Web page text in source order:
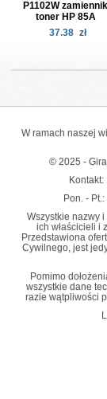
P1102W zamiennik
toner HP 85A
37.38 zł
W ramach naszej
© 2025 -
Kontakt:
Pon. -
Wszystkie nazwy
ich właścicieli i
Przedstawiona
Cywilnego, jest
Pomimo
wszystkie dane
razie wątpliwości